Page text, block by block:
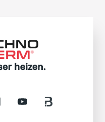
heizen.